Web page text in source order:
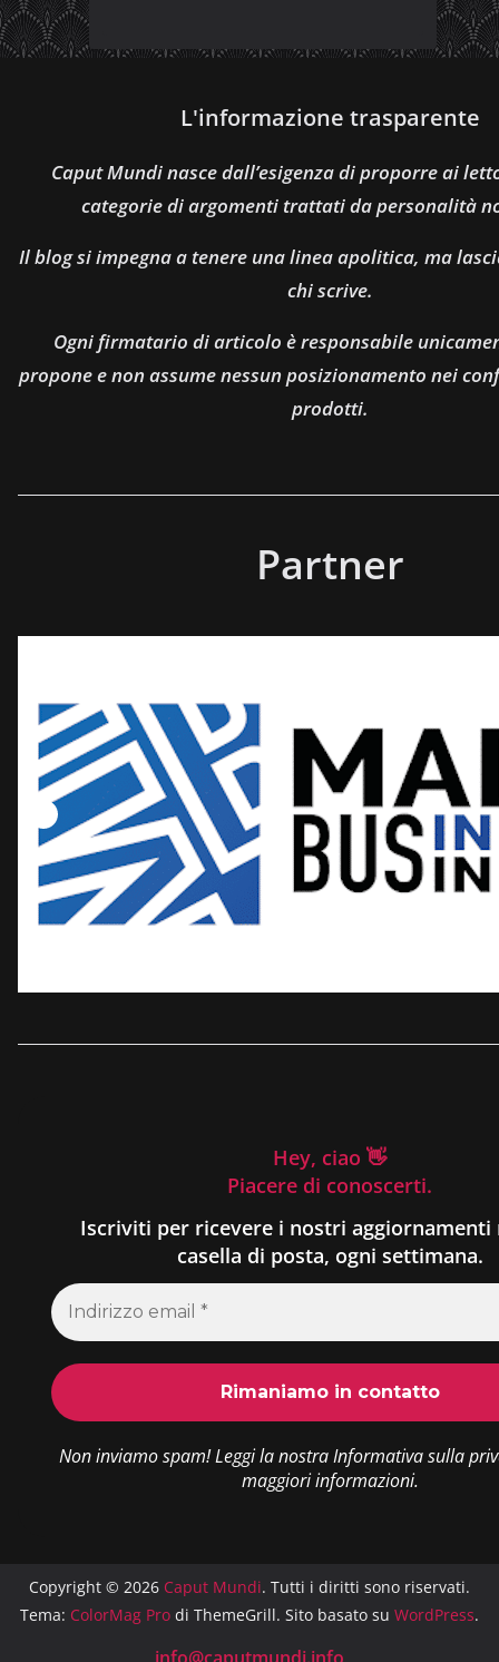
L'informazione trasparente
Caput Mundi nasce dall’esigenza di proporre ai
categorie di argomenti trattati da personalità
Il blog si impegna a tenere una linea apolitica, ma
chi scrive.
Ogni firmatario di articolo è responsabile
propone e non assume nessun posizionamento nei
prodotti.
Partner
Hey, ciao 👋
Piacere di conoscerti.
Iscriviti per ricevere i nostri aggiornamenti
casella di posta, ogni settimana.
Non inviamo spam! Leggi la nostraInformativa sulla
maggiori informazioni.
Copyright © 2026 Caput Mundi. Tutti i diritti sono riservati.
Tema: ColorMag Pro di ThemeGrill. Sito basato su WordPress.